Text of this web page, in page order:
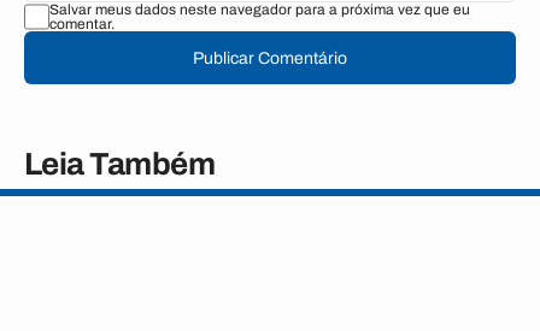
Salvar meus dados neste navegador para a próxima vez que eu
comentar.
Publicar Comentário
Leia Também